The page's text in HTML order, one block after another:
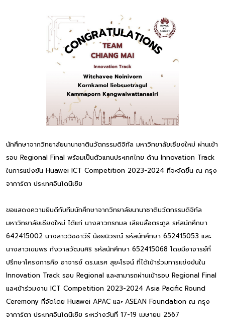
นักศึกษาจากวิทยาลัยนานาชาตินวัตกรรมดิจิทัล มหาวิทยาลัยเชียงใหม่ ผ่านเข้า
รอบ Regional Final พร้อมเป็นตัวแทนประเทศไทย ด้าน Innovation Track
ในการแข่งขัน Huawei ICT Competition 2023-2024 ที่จะจัดขึ้น ณ กรุง
จาการ์ตา ประเทศอินโดนีเซีย
ขอแสดงความยินดีกับทีมนักศึกษาจากวิทยาลัยนานาชาตินวัตกรรมดิจิทัล
มหาวิทยาลัยเชียงใหม่ ได้แก่ นางสาวกรกมล เลียบสื่อตระกูล รหัสนักศึกษา
642415002 นางสาววิชชาวีร์ น้อยนิวรณ์ รหัสนักศึกษา 652415053 และ
นางสาวเขมพร กังวาลวัฒนศิริ รหัสนักศึกษา 652415068 โดยมีอาจารย์ที่
ปรึกษาโครงการคือ อาจารย์ ดร.นเรศ สุยะโรจน์ ที่ได้เข้าร่วมการแข่งขันใน
Innovation Track รอบ Regional และสามารถผ่านเข้ารอบ Regional Final
และเข้าร่วมงาน ICT Competition 2023-2024 Asia Pacific Round
Ceremony ที่จัดโดย Huawei APAC และ ASEAN Foundation ณ กรุง
จาการ์ตา ประเทศอินโดนีเซีย ระหว่างวันที่ 17-19 เมษายน 2567